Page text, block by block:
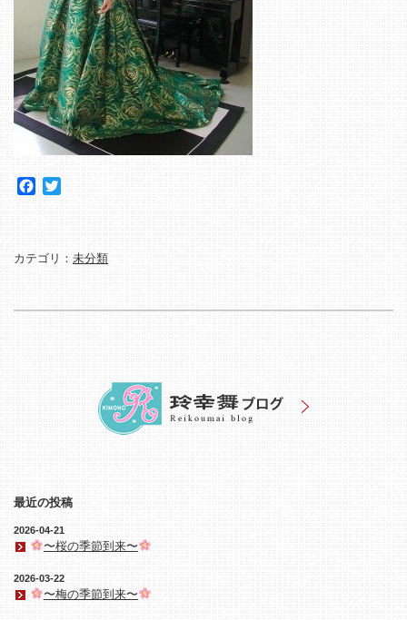
Facebook
カテゴリ： 未分類
最近の投稿
2026-04-21
〜桜の季節到来〜
2026-03-22
〜梅の季節到来〜